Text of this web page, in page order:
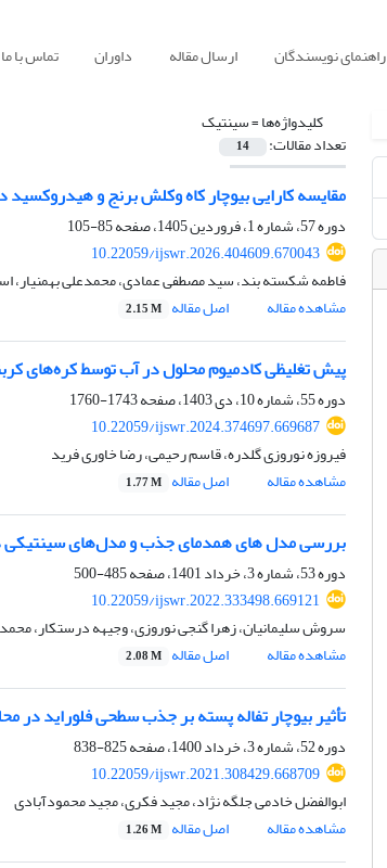
راهنمای نویسندگان ارسال مقاله داوران تماس با ما
کلیدواژه‌ها =سینتیک
تعداد مقالات: 14
مقایسه کارایی بیوچار کاه وکلش برنج و
دوره 57، شماره 1، فروردین 1405، صفحه
85-105
10.22059/ijswr.2026.404609.670043
فاطمه شکسته بند، سید مصطفی عمادی، محمدعلی بهمنیار،
مشاهده مقاله
اصل مقاله 2.15 M
پیش تغلیظی کادمیوم محلول در آب توسط کره‌های
دوره 55، شماره 10، دی 1403، صفحه
1743-1760
10.22059/ijswr.2024.374697.669687
فیروزه نوروزی گلدره، قاسم رحیمی، رضا خاوری فرید
مشاهده مقاله
اصل مقاله 1.77 M
بررسی مدل های همدمای جذب و مدل‌های سینتیکی
دوره 53، شماره 3، خرداد 1401، صفحه
485-500
10.22059/ijswr.2022.333498.669121
سروش سلیمانیان، زهرا گنجی نوروزی، وجیهه درستکار،
مشاهده مقاله
اصل مقاله 2.08 M
تأثیر بیوچار تفاله پسته بر جذب سطحی فلوراید در
دوره 52، شماره 3، خرداد 1400، صفحه
825-838
10.22059/ijswr.2021.308429.668709
ابوالفضل خادمی جلگه نژاد، مجید فکری، مجید محمودآبادی
مشاهده مقاله
اصل مقاله 1.26 M